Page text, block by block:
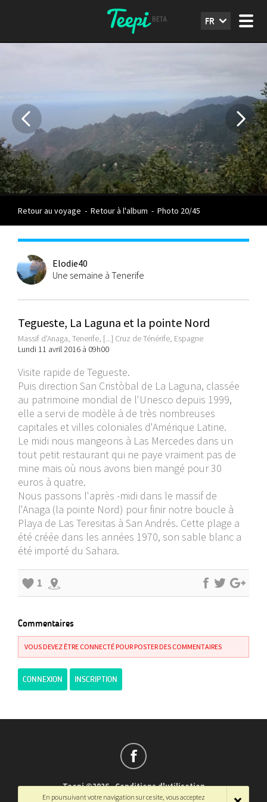
FR
Retour au voyage - Retour à l'album - Photo 20/45
Elodie40
Une semaine à Tenerife
Tegueste, La Laguna et la pointe Nord
Massif d'Anaga, Tenerife, [...] Cruz de Ténérife, Espagne
Lundi 11 avril 2016 à 09h00
Visite rapide de Tegueste.
Puis direction San Cristòbal de La Laguna, classée
au patrimoine mondial de l'Unesco depuis 1999,
elle a servi de modèle à de très nombreuses
capitales et villes coloniales d'Amérique Latine.
Le midi nous mangeons à Las Mercedes dans un
tout petit restaurant qui ne paye vraiment pas de
mine mais où nous avons bien mangé pour 30
euros à quatre.
Nous passons l'après -midi dans le massif de
l'Anaga (la pointe Nord) pour finir notre boucle à
Playa de Las Teresitas à San Andrés. Cette plage a
été créée dans les années 1970, son sable blanc a
été importé du Sahara.
1
Commentaires
VOUS DEVEZ ÊTRE CONNECTÉ POUR POSTER DES COMMENTAIRES
CONNEXION INSCRIPTION
Teepi ©2026-Conditions d'utilisation
En poursuivant votre navigation sur ce site, vous acceptez